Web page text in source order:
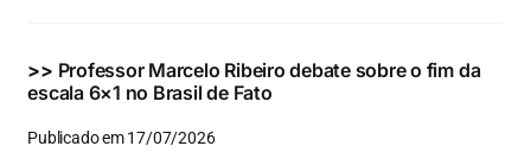
>> Professor Marcelo Ribeiro debate sobre o fim da
escala 6×1 no Brasil de Fato
Publicado em 17/07/2026